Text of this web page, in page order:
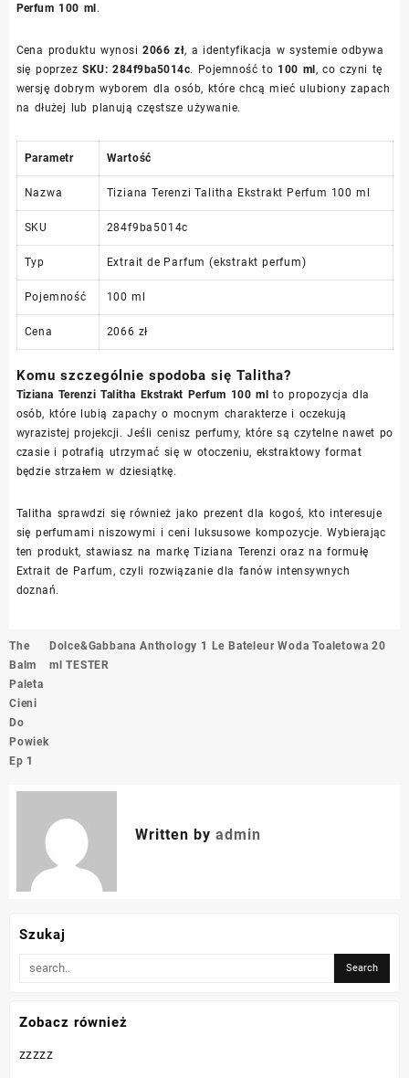
Perfum 100 ml.
Cena produktu wynosi2066 zł, a identyfikacja w systemie odbywa
się poprzezSKU: 284f9ba5014c. Pojemność to 100 ml, co czyni tę
wersję dobrym wyborem dla osób, które chcą mieć ulubiony zapach
na dłużej lub planują częstsze używanie.
Parametr Wartość
Nazwa Tiziana Terenzi Talitha Ekstrakt Perfum 100 ml
SKU 284f9ba5014c
Typ Extrait de Parfum (ekstrakt perfum)
Pojemność 100 ml
Cena 2066 zł
Komu szczególnie spodoba się Talitha?
Tiziana Terenzi Talitha Ekstrakt Perfum 100 ml to propozycja dla
osób, które lubią zapachy o mocnym charakterze i oczekują
wyrazistej projekcji. Jeśli cenisz perfumy, które są czytelne nawet po
czasie i potrafią utrzymać się w otoczeniu, ekstraktowy format
będzie strzałem w dziesiątkę.
Talitha sprawdzi się również jako prezent dla kogoś, kto interesuje
się perfumami niszowymi i ceni luksusowe kompozycje. Wybierając
ten produkt, stawiasz na markę Tiziana Terenzi oraz na formułę
Extrait de Parfum, czyli rozwiązanie dla fanów intensywnych
doznań.
Nawigacja
wpisu
The
Balm
Paleta
Cieni
Do
Powiek
Ep 1
Dolce&Gabbana Anthology 1 Le Bateleur Woda Toaletowa 20
ml TESTER
Written by admin
Szukaj
Zobacz również
zzzzz